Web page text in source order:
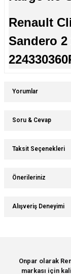
Renault
Sandero
Yorumlar
Soru & Cevap
Taksit Seçenekleri
Önerileriniz
Bu ürünün fiyat
yetersiz gördüğünüz
Ürün resmi
Ürün
Alışveriş Deneyimi
Onpar olarak
markası için